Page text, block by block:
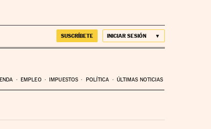
SUSCRÍBETE INICIAR SESIÓN
EMPLEO IMPUESTOS POLÍTICA ÚLTIMAS NOTICIAS